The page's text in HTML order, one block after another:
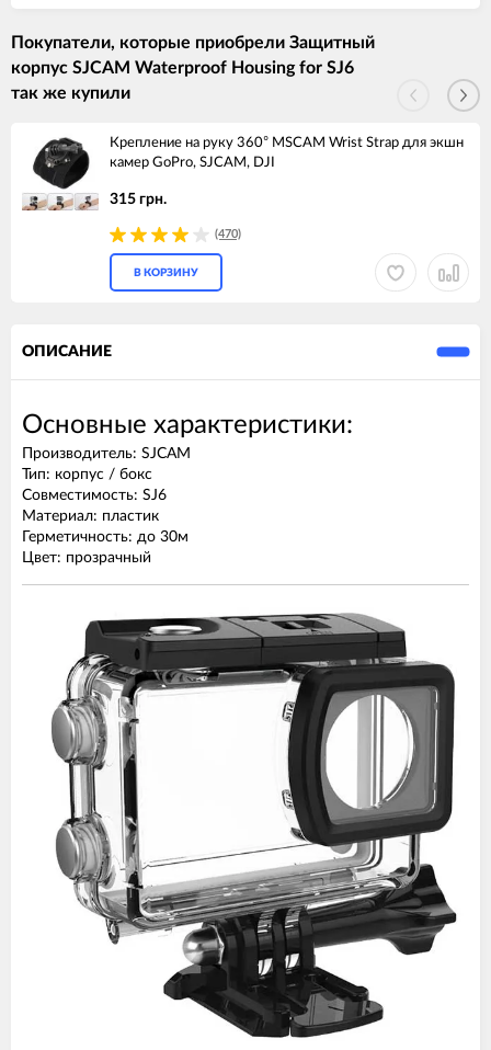
Покупатели, которые приобрели Защитный
корпус SJCAM Waterproof Housing for SJ6
так же купили
Крепление на руку 360° MSCAM Wrist Strap для экшн
камер GoPro, SJCAM, DJI
315 грн.
(470)
В КОРЗИНУ
ОПИСАНИЕ
Основные характеристики:
Производитель: SJCAM
Тип: корпус / бокс
Совместимость: SJ6
Материал: пластик
Герметичность: до 30м
Цвет: прозрачный